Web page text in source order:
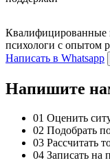
Квалифицированные
психологи с опытом
Написать в Whatsapp
Напишите
01 Оценить
02 Подобрать
03 Рассчитать
04 Записать на